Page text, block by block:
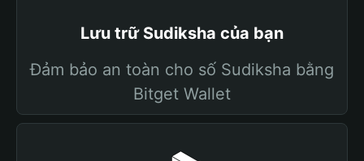
Lưu trữ Sudiksha của bạn
Đảm bảo an toàn cho số Sudiksha bằng
Bitget Wallet